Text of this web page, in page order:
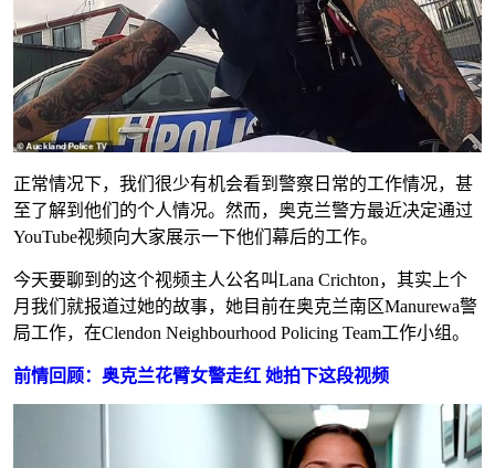
正常情况下，我们很少有机会看到警察日常的工作情况，甚
至了解到他们的个人情况。然而，奥克兰警方最近决定通过
YouTube视频向大家展示一下他们幕后的工作。
今天要聊到的这个视频主人公名叫Lana Crichton，其实上个
月我们就报道过她的故事，她目前在奥克兰南区Manurewa警
局工作，在Clendon Neighbourhood Policing Team工作小组。
前情回顾：奥克兰花臂女警走红 她拍下这段视频